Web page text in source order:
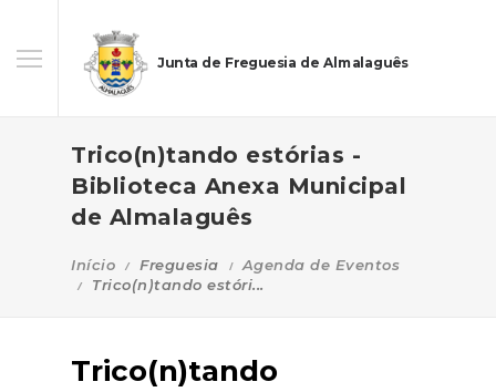
Junta de Freguesia de Almalaguês
Trico(n)tando estórias -
Biblioteca Anexa Municipal
de Almalaguês
Início Freguesia
Agenda de Eventos
Trico(n)tando estóri...
Trico(n)tando